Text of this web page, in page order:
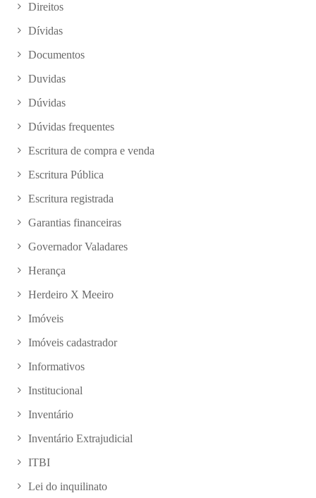
Direitos
Dívidas
Documentos
Duvidas
Dúvidas
Dúvidas frequentes
Escritura de compra e venda
Escritura Pública
Escritura registrada
Garantias financeiras
Governador Valadares
Herança
Herdeiro X Meeiro
Imóveis
Imóveis cadastrador
Informativos
Institucional
Inventário
Inventário Extrajudicial
ITBI
Lei do inquilinato